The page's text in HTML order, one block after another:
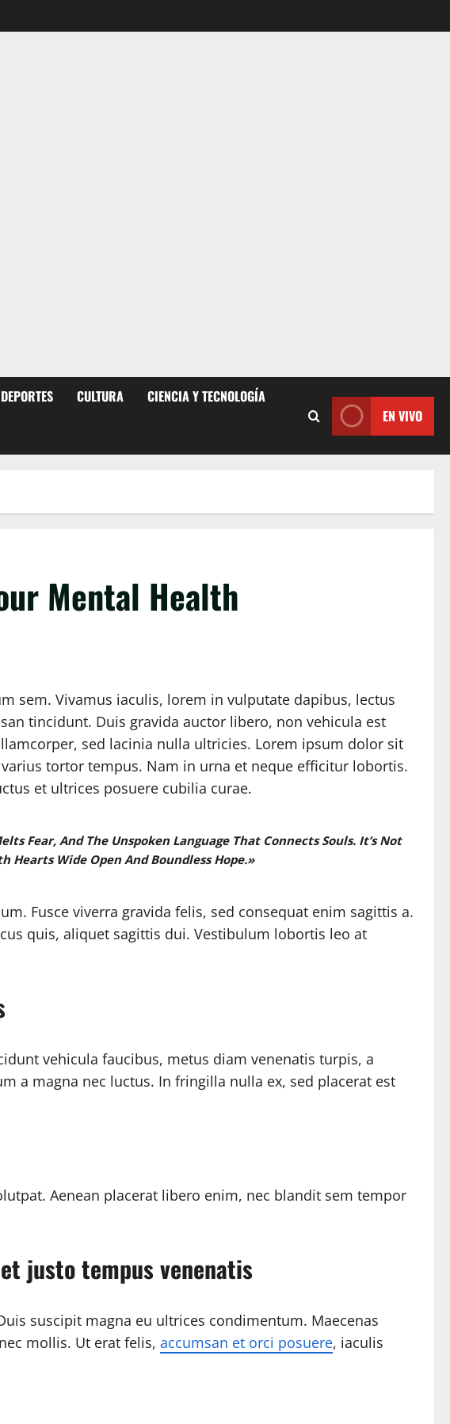
DEPORTES CULTURA CIENCIA Y TECNOLOGÍA
EN VIVO
Mental Health
sem. Vivamus iaculis, lorem in vulputate dapibus, lectus
tincidunt. Duis gravida auctor libero, non vehicula est
sed lacinia nulla ultricies. Lorem ipsum dolor sit
tortor tempus. Nam in urna et neque efficitur lobortis.
et ultrices posuere cubilia curae.
Fear, And The Unspoken Language That Connects Souls. It’s Not
Wide Open And Boundless Hope.»
Fusce viverra gravida felis, sed consequat enim sagittis a.
quis, aliquet sagittis dui. Vestibulum lobortis leo at
vehicula faucibus, metus diam venenatis turpis, a
a magna nec luctus. In fringilla nulla ex, sed placerat est
Aenean placerat libero enim, nec blandit sem tempor
justo tempus venenatis
suscipit magna eu ultrices condimentum. Maecenas
mollis. Ut erat felis, accumsan et orci posuere, iaculis